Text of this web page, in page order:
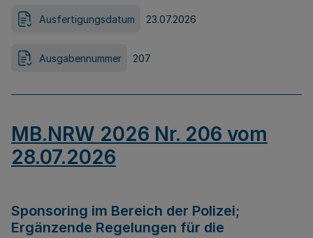
Ausfertigungsdatum 23.07.2026
Ausgabennummer 207
MB.NRW 2026 Nr. 206 vom
28.07.2026
Sponsoring im Bereich der Polizei;
Ergänzende Regelungen für die